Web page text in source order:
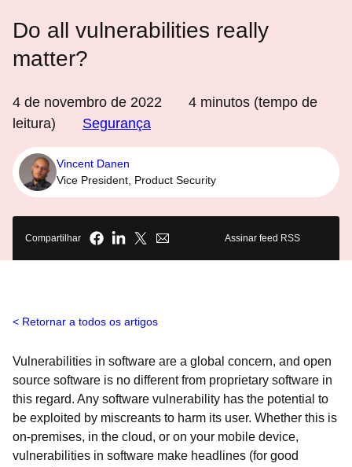
Do all vulnerabilities really
matter?
4 de novembro de 2022 4 minutos (tempo de
leitura)
Segurança
Vincent Danen
Vice President, Product Security
Compartilhar Assinar feed RSS
Retornar a todos os artigos
Vulnerabilities in software are a global concern, and open
source software is no different from proprietary software in
this regard. Any software vulnerability has the potential to
be exploited by miscreants to harm its user. Whether this is
on-premises, in the cloud, or on your mobile device,
vulnerabilities in software make headlines (for good